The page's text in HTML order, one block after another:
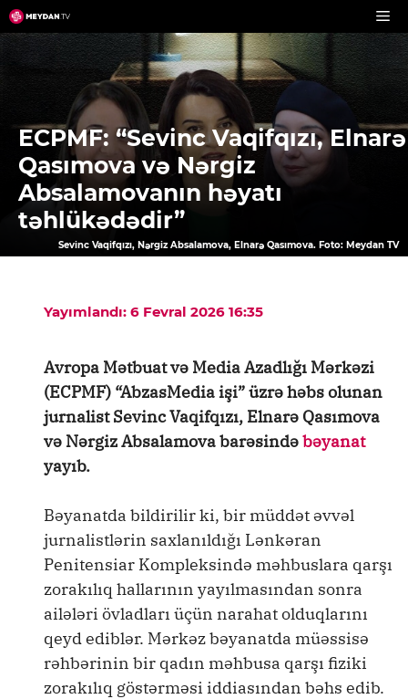
Skip
to
content
ECPMF: “Sevinc Vaqifqızı, Elnarə
Qasımova və Nərgiz
Absalamovanın həyatı
təhlükədədir”
Sevinc Vaqifqızı, Nərgiz Absalamova, Elnarə Qasımova. Foto: Meydan TV
Yayımlandı: 6 Fevral 2026 16:35
Avropa Mətbuat və Media Azadlığı Mərkəzi
(ECPMF) “AbzasMedia işi” üzrə həbs olunan
jurnalist Sevinc Vaqifqızı, Elnarə Qasımova
və Nərgiz Absalamova barəsindəbəyanat
yayıb.
Bəyanatda bildirilir ki, bir müddət əvvəl
jurnalistlərin saxlanıldığı Lənkəran
Penitensiar Kompleksində məhbuslara qarşı
zorakılıq hallarının yayılmasından sonra
ailələri övladları üçün narahat olduqlarını
qeyd ediblər. Mərkəz bəyanatda müəssisə
rəhbərinin bir qadın məhbusa qarşı fiziki
zorakılıq göstərməsi iddiasından bəhs edib.